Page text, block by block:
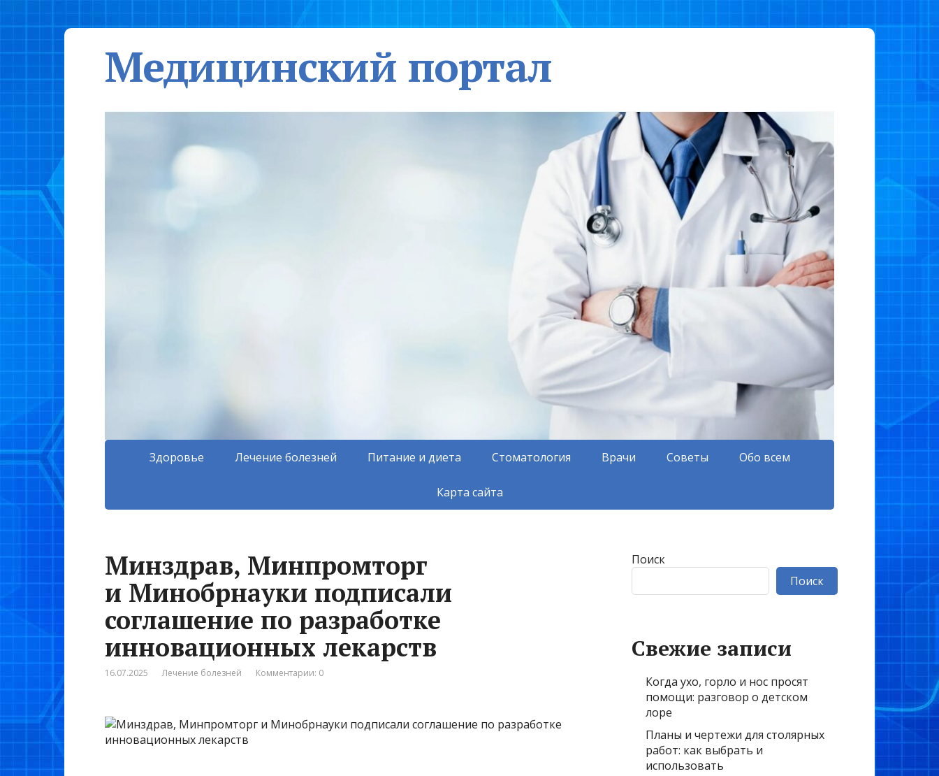
Медицинский портал
Здоровье Лечение болезней Питание и диета Стоматология Врачи Советы Обо всем
Карта сайта
Минздрав, Минпромторг
и Минобрнауки подписали
соглашение по разработке
инновационных лекарств
16.07.2025 Лечение болезней Комментарии: 0
Поиск
Поиск
Свежие записи
Когда ухо, горло и нос просят
помощи: разговор о детском
лоре
Планы и чертежи для столярных
работ: как выбрать и
использовать